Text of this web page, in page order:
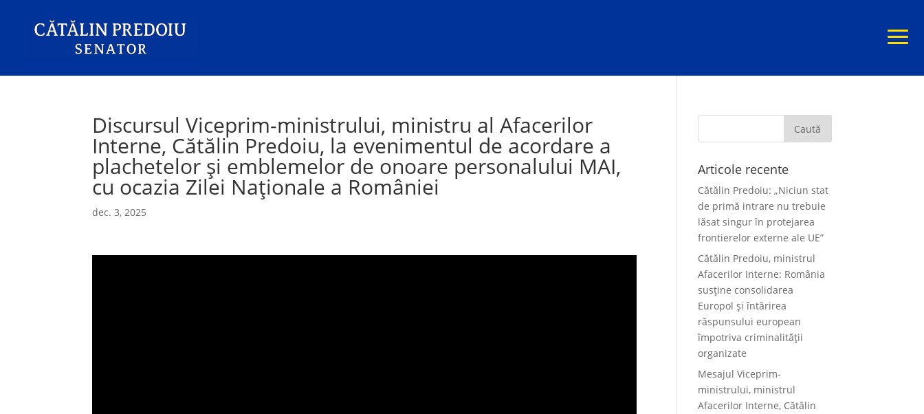
Discursul Viceprim-ministrului, ministru al Afacerilor
Interne, Cătălin Predoiu, la evenimentul de acordare a
plachetelor și emblemelor de onoare personalului MAI,
cu ocazia Zilei Naționale a României
dec. 3, 2025
Articole recente
Cătălin Predoiu: „Niciun stat
de primă intrare nu trebuie
lăsat singur în protejarea
frontierelor externe ale UE”
Cătălin Predoiu, ministrul
Afacerilor Interne: România
susține consolidarea
Europol și întărirea
răspunsului european
împotriva criminalității
organizate
Mesajul Viceprim-
ministrului, ministrul
Afacerilor Interne, Cătălin